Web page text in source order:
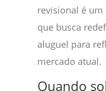
revisional é
que busca
aluguel para
mercado atual.
Quando